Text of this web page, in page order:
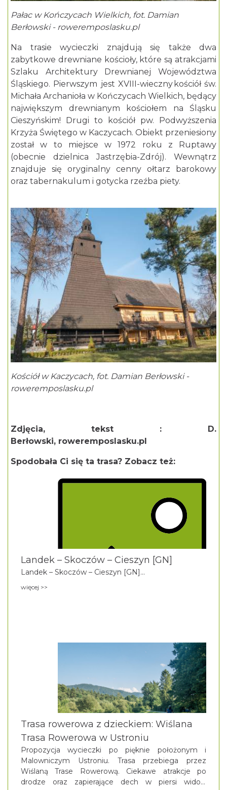
Pałac w Kończycach Wielkich, fot. Damian
Berłowski - roweremposlasku.pl
Na trasie wycieczki znajdują się także dwa
zabytkowe drewniane kościoły, które są atrakcjami
Szlaku Architektury Drewnianej Województwa
Śląskiego. Pierwszym jest XVIII-wieczny kościół św.
Michała Archanioła w Kończycach Wielkich, będący
największym drewnianym kościołem na Śląsku
Cieszyńskim! Drugi to
kościół pw. Podwyższenia
Krzyża Świętego w Kaczycach. Obiekt przeniesiony
został w to miejsce w 1972 roku z Ruptawy
(obecnie dzielnica Jastrzębia-Zdrój). Wewnątrz
znajduje się oryginalny cenny ołtarz barokowy
oraz tabernakulum i gotycka rzeźba piety.
Kościół w Kaczycach, fot. Damian Berłowski -
roweremposlasku.pl
Zdjęcia, tekst : D.
Berłowski, roweremposlasku.pl
Spodobała Ci się ta trasa? Zobacz też:
Landek – Skoczów – Cieszyn [GN]
Landek – Skoczów – Cieszyn [GN]...
więcej >>
Trasa rowerowa z dzieckiem: Wiślana
Trasa Rowerowa w Ustroniu
Propozycja wycieczki po pięknie położonym i
Malowniczym Ustroniu. Trasa przebiega przez
Wiślaną Trase Rowerową. Ciekawe atrakcje po
drodze oraz zapierające dech w piersi widoki